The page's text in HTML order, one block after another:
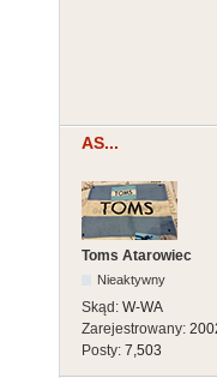
AS...
Toms Atarowiec
Nieaktywny
Skąd: W-WA
Zarejestrowany:
Posty: 7,503